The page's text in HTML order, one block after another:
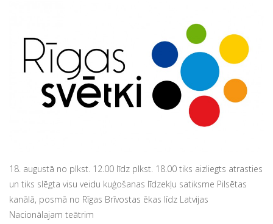
18. augustā no plkst. 12.00 līdz plkst. 18.00 tiks aizliegts atrasties
un tiks slēgta visu veidu kuģošanas līdzekļu satiksme Pilsētas
kanālā, posmā no Rīgas Brīvostas ēkas līdz Latvijas
Nacionālajam teātrim